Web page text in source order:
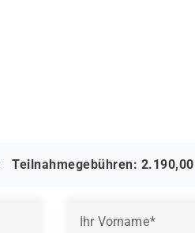
Teilnahmegebühren: 2.190,00
Ihr Vorname